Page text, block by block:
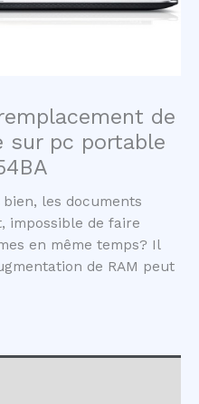
de
sur pc portable
les documents
impossible de faire
en même temps? Il
de RAM peut